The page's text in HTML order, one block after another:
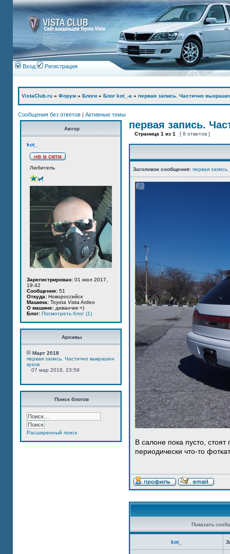
Вход Регистрация
VistaClub.ru » Форум » Блоги » Блог kot_-а » первая запись. Частично
Сообщения без ответов | Активные темы
Автор
kot_
Любитель
Зарегистрирован: 01 июл 2017,
19:42
Сообщения: 51
Откуда: Новороссийск
Машина: Toyota Vista Ardeo
О машине: диванчик =)
Блог: Посмотреть блог (1)
Архивы
Март 2018
первая запись. Частично выкрашен
кузов
07 мар 2018, 23:59
Поиск блогов
Расширенный поиск
первая запись.
Страница 1 из 1 [ 8 ответов ]
Заголовок сообщения: первая
В салоне пока пусто,
периодически что-то
Показать
kot_